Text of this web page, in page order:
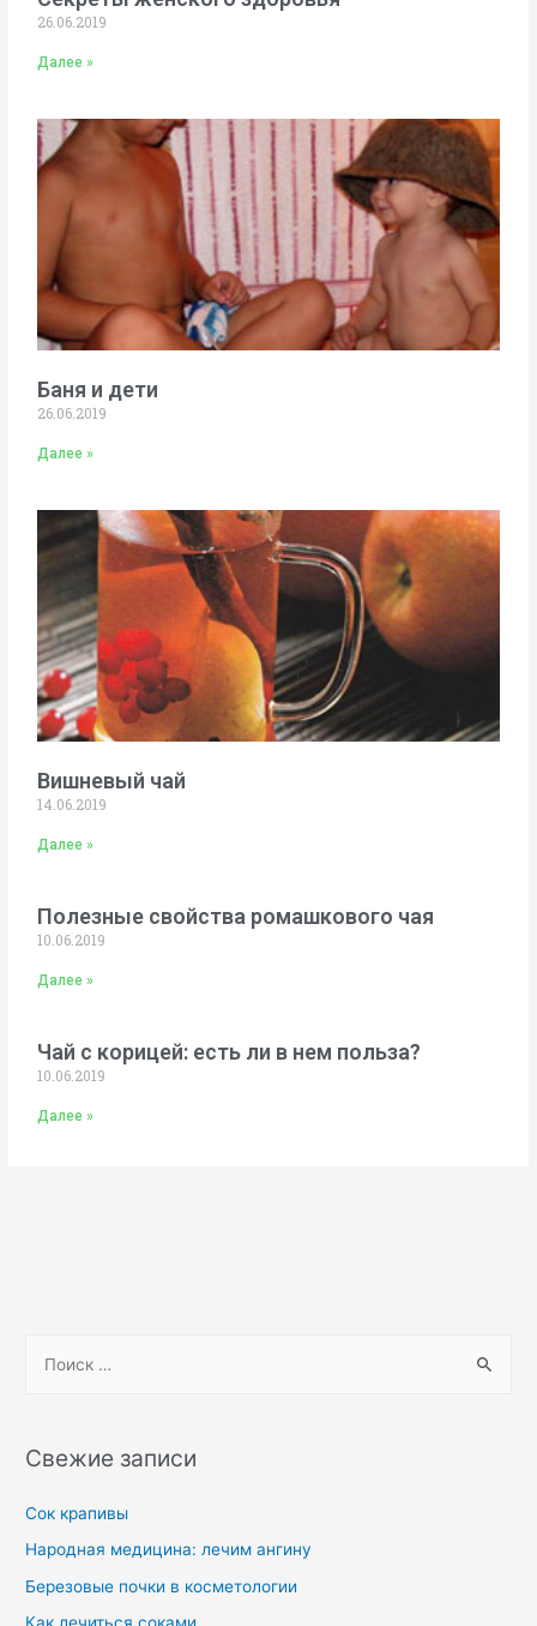
26.06.2019
Далее »
Баня и дети
26.06.2019
Далее »
Вишневый чай
14.06.2019
Далее »
Полезные свойства ромашкового чая
10.06.2019
Далее »
Чай с корицей: есть ли в нем польза?
10.06.2019
Далее »
Свежие записи
Сок крапивы
Народная медицина: лечим ангину
Березовые почки в косметологии